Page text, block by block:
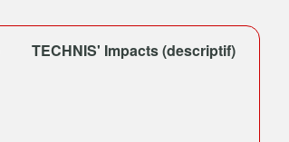
TECHNIS' Impacts (descriptif)